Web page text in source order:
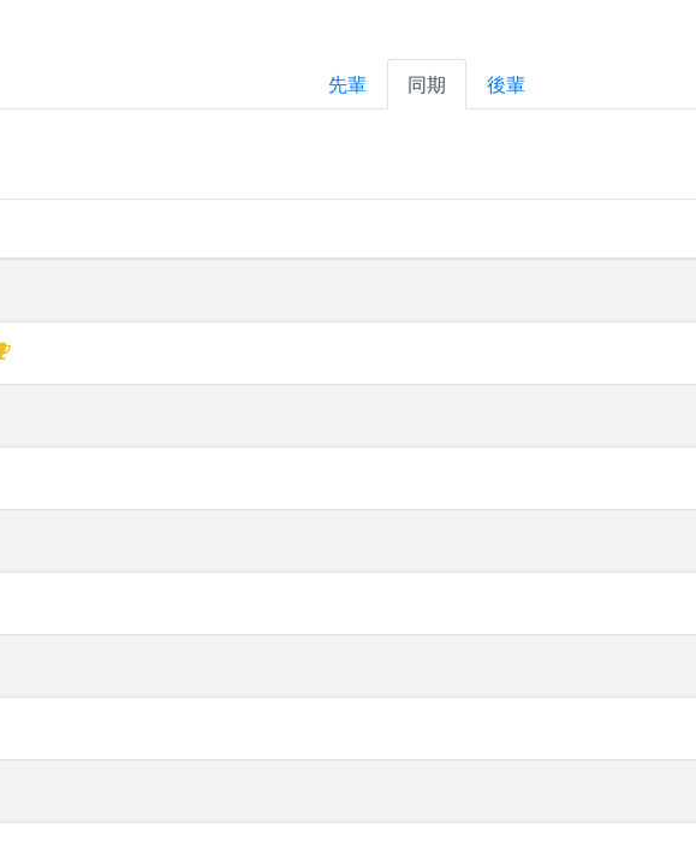
先輩 同期 後輩